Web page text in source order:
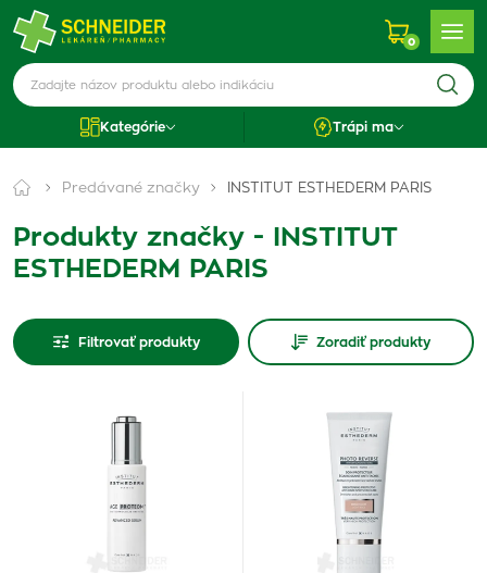
0
Kategórie Trápi ma
Predávané značky INSTITUT ESTHEDERM PARIS
Produkty značky - INSTITUT
ESTHEDERM PARIS
Filtrovať produkty Zoradiť produkty